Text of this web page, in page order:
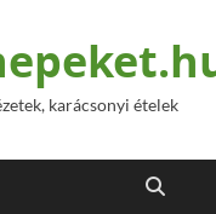
karácsonyi ételek